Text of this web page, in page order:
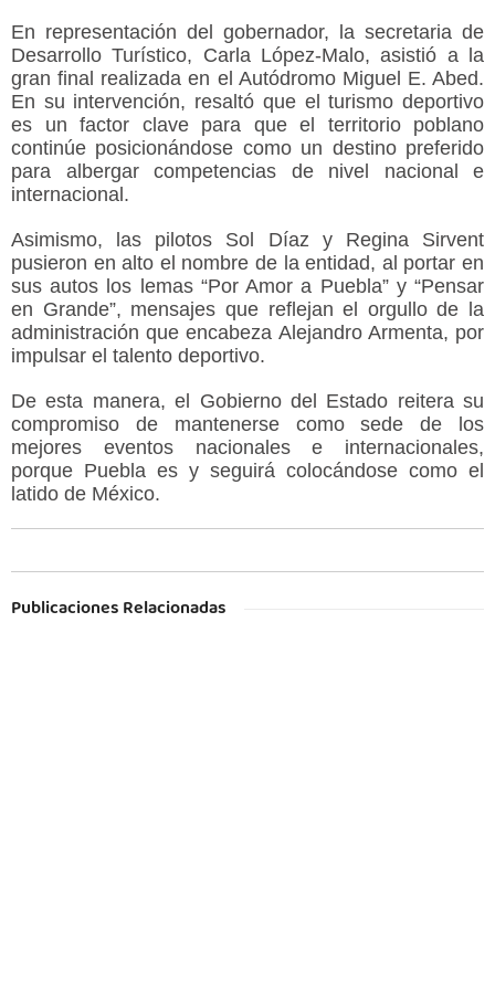
En representación del gobernador, la secretaria de
Desarrollo Turístico, Carla López-Malo, asistió a la
gran final realizada en el Autódromo Miguel E. Abed.
En su intervención, resaltó que el turismo deportivo
es un factor clave para que el territorio poblano
continúe posicionándose como un destino preferido
para albergar competencias de nivel nacional e
internacional.
Asimismo, las pilotos Sol Díaz y Regina Sirvent
pusieron en alto el nombre de la entidad, al portar en
sus autos los lemas “Por Amor a Puebla” y “Pensar
en Grande”, mensajes que reflejan el orgullo de la
administración que encabeza Alejandro Armenta, por
impulsar el talento deportivo.
De esta manera, el Gobierno del Estado reitera su
compromiso de mantenerse como sede de los
mejores eventos nacionales e internacionales,
porque Puebla es y seguirá colocándose como el
latido de México.
Publicaciones Relacionadas